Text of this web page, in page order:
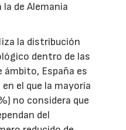
de Alemania
la distribución
dentro de las
ámbito, España es
el que la mayoría
no considera que
del